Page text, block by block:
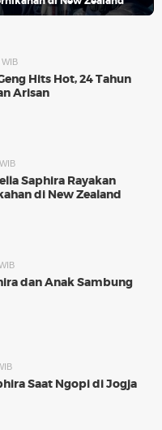
WIB
Hits Hot, 24 Tahun
Arisan
Saphira Rayakan
di New Zealand
dan Anak Sambung
Saat Ngopi di Jogja